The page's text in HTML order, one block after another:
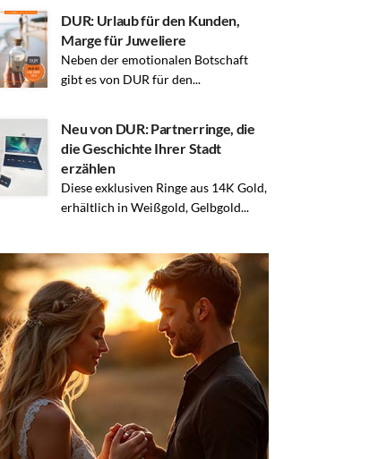
DUR: Urlaub für den Kunden,
Marge für Juweliere
Neben der emotionalen Botschaft
gibt es von DUR für den...
Neu von DUR: Partnerringe, die
die Geschichte Ihrer Stadt
erzählen
Diese exklusiven Ringe aus 14K Gold,
erhältlich in Weißgold, Gelbgold...